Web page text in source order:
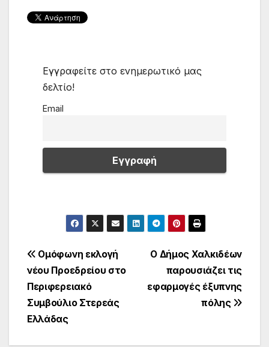
Εγγραφείτε στο ενημερωτικό μας
δελτίο!
Email
Πλοήγηση
άρθρων
Ο Δήμος Χαλκιδέων
παρουσιάζει τις
εφαρμογές έξυπνης
πόλης
Ομόφωνη εκλογή
νέου Προεδρείου στο
Περιφερειακό
Συμβούλιο Στερεάς
Ελλάδας